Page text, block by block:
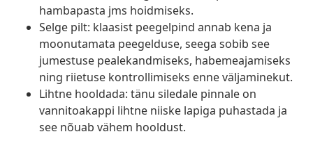
hambapasta jms hoidmiseks.
Selge pilt: klaasist peegelpind annab kena ja
moonutamata peegelduse, seega sobib see
jumestuse pealekandmiseks, habemeajamiseks
ning riietuse kontrollimiseks enne väljaminekut.
Lihtne hooldada: tänu siledale pinnale on
vannitoakappi lihtne niiske lapiga puhastada ja
see nõuab vähem hooldust.